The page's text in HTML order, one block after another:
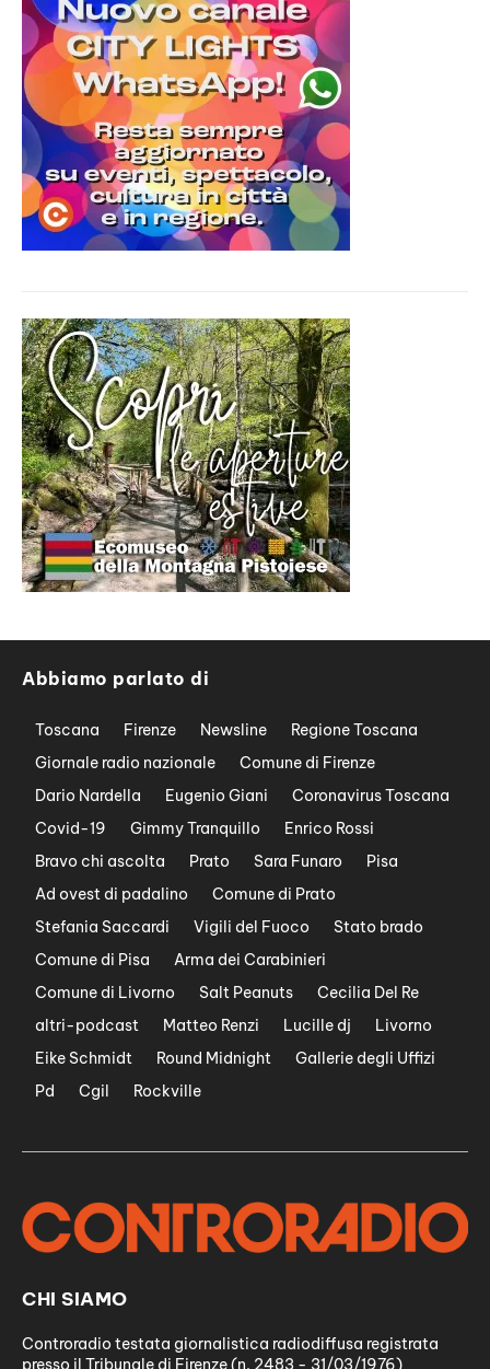
Abbiamo parlato di
Toscana Firenze Newsline
Regione Toscana
Giornale radio nazionale
Comune di Firenze
Dario Nardella
Eugenio Giani
Coronavirus Toscana
Covid-19
Gimmy Tranquillo
Enrico Rossi
Bravo chi ascolta
Prato Sara Funaro
Pisa
Ad ovest di padalino
Comune di Prato
Stefania Saccardi
Vigili del Fuoco
Stato brado
Comune di Pisa
Arma dei Carabinieri
Comune di Livorno
Salt Peanuts
Cecilia Del Re
altri-podcast
Matteo Renzi Lucille dj
Livorno
Eike Schmidt
Round Midnight
Gallerie degli Uffizi
Pd
Cgil Rockville
CHI SIAMO
Controradio testata giornalistica radiodiffusa registrata
presso il Tribunale di Firenze (n. 2483 - 31/03/1976)